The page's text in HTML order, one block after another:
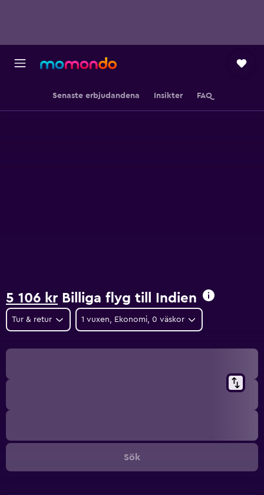
Senaste erbjudandena Insikter FAQ
5 106 kr Billiga flyg till Indien
Tur & retur 1 vuxen, Ekonomi, 0 väskor
Sök